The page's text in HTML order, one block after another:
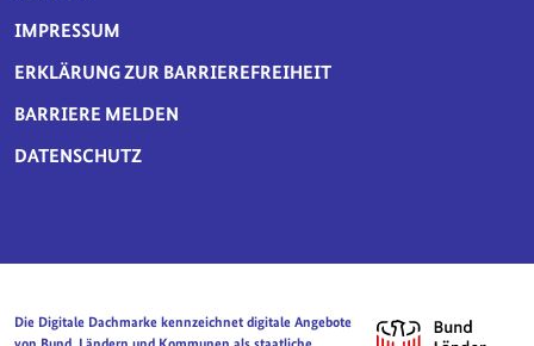
IMPRESSUM
ERKLÄRUNG ZUR BARRIEREFREIHEIT
BARRIERE MELDEN
DATENSCHUTZ
Die Digitale Dachmarke kennzeichnet digitale Angebote